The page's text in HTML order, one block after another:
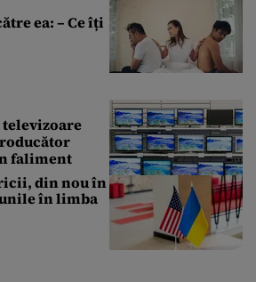
ea: – Ce îți
televizoare
faliment
din nou în
în limba